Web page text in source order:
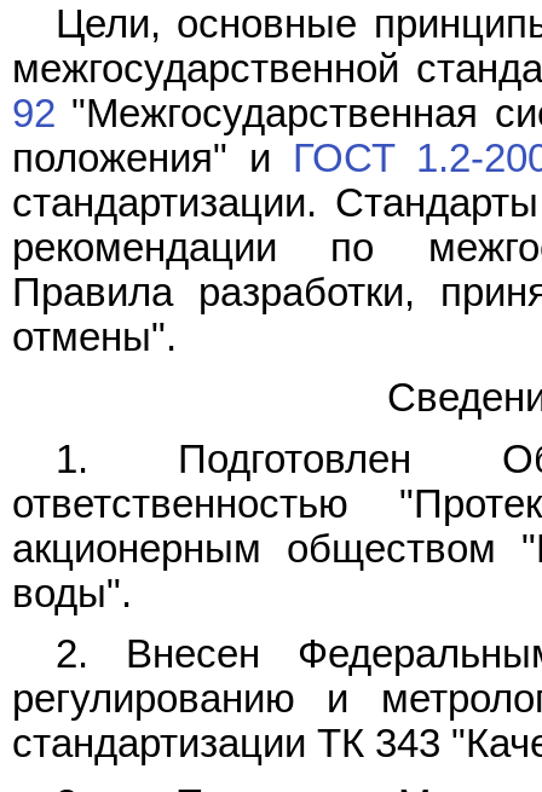
Цели, основные
межгосударственной
92 "Межгосударственная
положения" и ГОСТ 1.2-
стандартизации.
рекомендации по
Правила разработки,
отмены".
1. Подготовлен
ответственностью
акционерным обществом
воды".
2. Внесен
регулированию и
стандартизации ТК 343